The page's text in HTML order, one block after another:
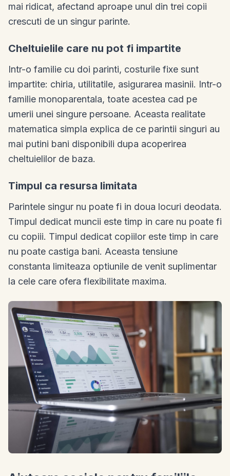
mai ridicat, afectand aproape unul din trei copii
crescuti de un singur parinte.
Cheltuielile care nu pot fi impartite
Intr-o familie cu doi parinti, costurile fixe sunt
impartite: chiria, utilitatile, asigurarea masinii. Intr-o
familie monoparentala, toate acestea cad pe
umerii unei singure persoane. Aceasta realitate
matematica simpla explica de ce parintii singuri au
mai putini bani disponibili dupa acoperirea
cheltuielilor de baza.
Timpul ca resursa limitata
Parintele singur nu poate fi in doua locuri deodata.
Timpul dedicat muncii este timp in care nu poate fi
cu copiii. Timpul dedicat copiilor este timp in care
nu poate castiga bani. Aceasta tensiune
constanta limiteaza optiunile de venit suplimentar
la cele care ofera flexibilitate maxima.